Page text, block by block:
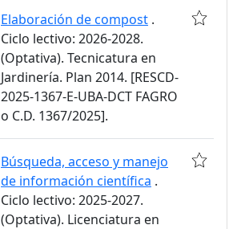
Elaboración de compost .
Ciclo lectivo: 2026-2028.
(Optativa). Tecnicatura en
Jardinería. Plan 2014. [RESCD-
2025-1367-E-UBA-DCT FAGRO
o C.D. 1367/2025].
Búsqueda, acceso y manejo
de información científica .
Ciclo lectivo: 2025-2027.
(Optativa). Licenciatura en